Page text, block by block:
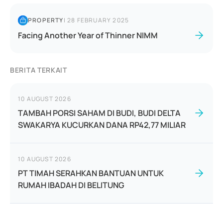
PROPERTY|28 FEBRUARY 2025
Facing Another Year of Thinner NIMM
BERITA TERKAIT
10 AUGUST 2026
TAMBAH PORSI SAHAM DI BUDI, BUDI DELTA
SWAKARYA KUCURKAN DANA RP42,77 MILIAR
10 AUGUST 2026
PT TIMAH SERAHKAN BANTUAN UNTUK
RUMAH IBADAH DI BELITUNG